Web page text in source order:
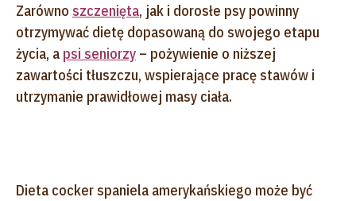
Zarówno szczenięta, jak i dorosłe psy powinny
otrzymywać dietę dopasowaną do swojego etapu
życia, a psi seniorzy – pożywienie o niższej
zawartości tłuszczu, wspierające pracę stawów i
utrzymanie prawidłowej masy ciała.
Dieta cocker spaniela amerykańskiego może być